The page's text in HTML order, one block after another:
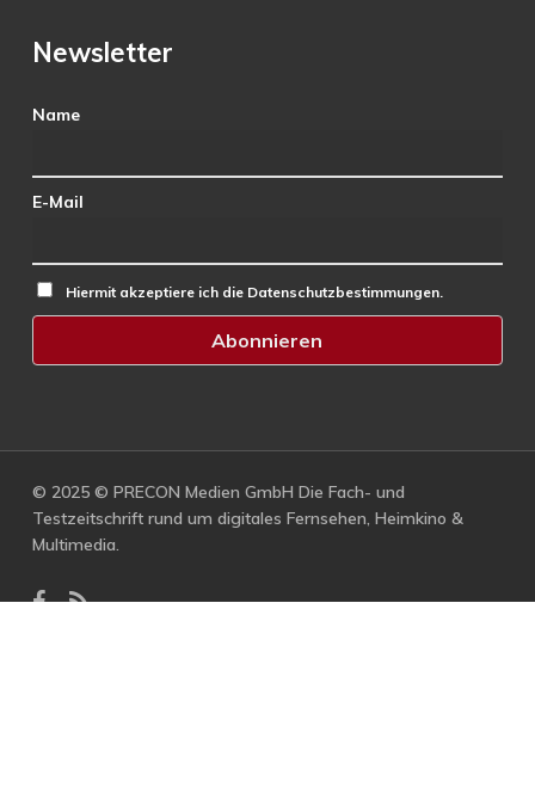
Newsletter
Name
E-Mail
Hiermit akzeptiere ich die Datenschutzbestimmungen.
© 2025 © PRECON Medien GmbH Die Fach- und
Testzeitschrift rund um digitales Fernsehen, Heimkino &
Multimedia.
facebook
RSS